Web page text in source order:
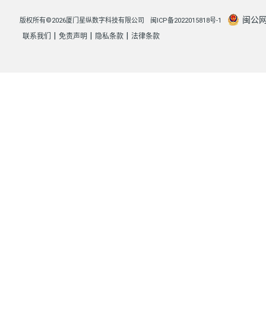
版权所有©2026厦门星纵数字科技有限公司 闽ICP备2022015818号-1 闽公
联系我们 免责声明 隐私条款 法律条款